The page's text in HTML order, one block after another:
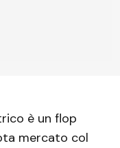
è un flop
mercato col